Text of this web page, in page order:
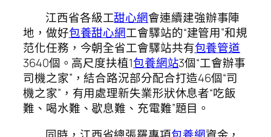
江西省各級工甜心網會連續建強辦事陣
地，做好包養甜心網工會驛站的“建管用”和規
范化任務，今朝全省工會驛站共有包養管道
3640個。高尺度扶植1包養網站3個“工會辦事
司機之家”，結合路況部分配合打造46個“司
機之家”，有用處理新失業形狀休息者“吃飯
難、喝水難、歇息難、充電難”題目。